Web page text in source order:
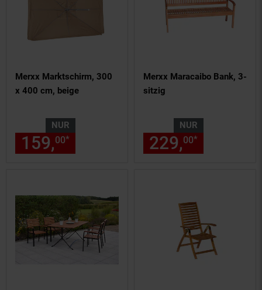
Merxx Marktschirm, 300
x 400 cm, beige
NUR
159,00* € Sternchen
Merxx Maracaibo Bank, 3-
sitzig
NUR
229,00*